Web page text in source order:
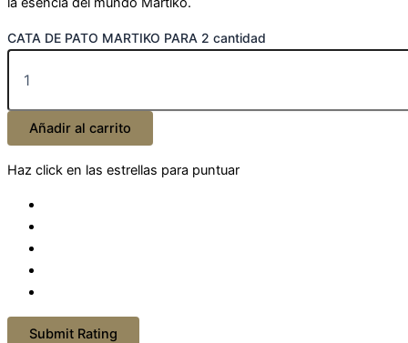
CATA DE PATO MARTIKO PARA 2 cantidad
Añadir al carrito
Haz click en las estrellas para puntuar
Submit Rating